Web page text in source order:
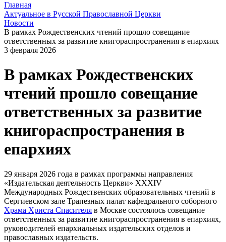
Главная
Актуальное в Русской Православной Церкви
Новости
В рамках Рождественских чтений прошло совещание
ответственных за развитие книгораспространения в епархиях
3 февраля 2026
В рамках Рождественских
чтений прошло совещание
ответственных за развитие
книгораспространения в
епархиях
29 января 2026 года в рамках программы направления
«Издательская деятельность Церкви» XXXIV
Международных Рождественских образовательных чтений в
Сергиевском зале Трапезных палат кафедрального соборного
Храма Христа Спасителя в Москве состоялось совещание
ответственных за развитие книгораспространения в епархиях,
руководителей епархиальных издательских отделов и
православных издательств.